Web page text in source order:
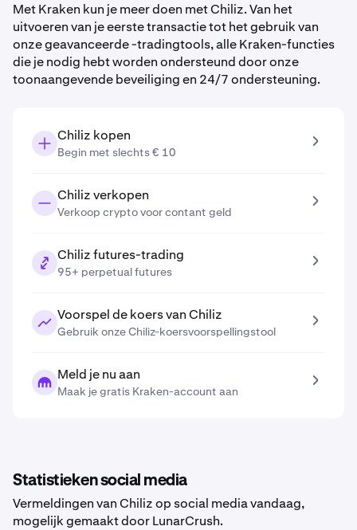
Met Kraken kun je meer doen met Chiliz. Van het
uitvoeren van je eerste transactie tot het gebruik van
onze geavanceerde -tradingtools, alle Kraken-functies
die je nodig hebt worden ondersteund door onze
toonaangevende beveiliging en 24/7 ondersteuning.
Chiliz kopen
Begin met slechts € 10
Chiliz verkopen
Verkoop crypto voor contant geld
Chiliz futures-trading
95+ perpetual futures
Voorspel de koers van Chiliz
Gebruik onze Chiliz-koersvoorspellingstool
Meld je nu aan
Maak je gratis Kraken-account aan
Statistieken social media
Vermeldingen van Chiliz op social media vandaag,
mogelijk gemaakt door LunarCrush.